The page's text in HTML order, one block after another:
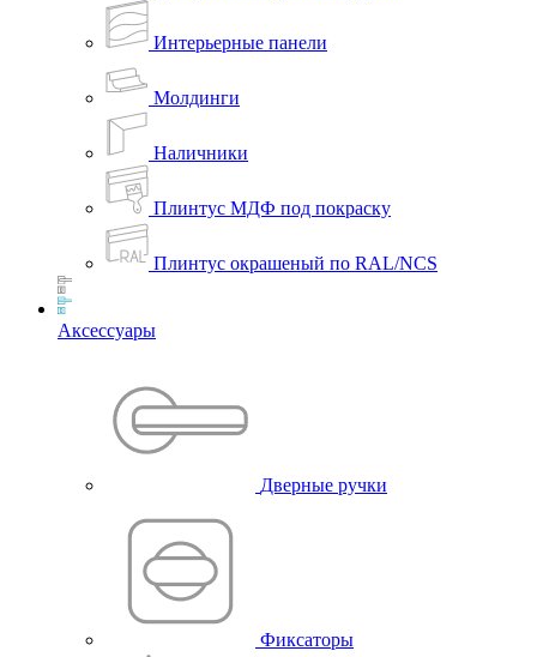
Интерьерные панели
Молдинги
Наличники
Плинтус МДФ под покраску
Плинтус окрашеный по RAL/NCS
Аксессуары
Дверные ручки
Фиксаторы